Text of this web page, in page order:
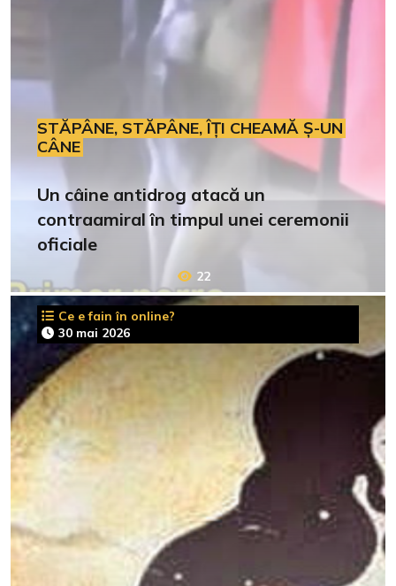
STĂPÂNE, STĂPÂNE, ÎȚI CHEAMĂ Ș-UN
CÂNE
Un câine antidrog atacă un
contraamiral în timpul unei ceremonii
oficiale
22
Ce e fain în online?
30 mai 2026